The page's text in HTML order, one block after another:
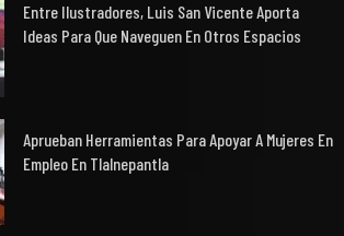
Entre Ilustradores, Luis San Vicente Aporta
Ideas Para Que Naveguen En Otros Espacios
Aprueban Herramientas Para Apoyar A Mujeres En
Empleo En Tlalnepantla